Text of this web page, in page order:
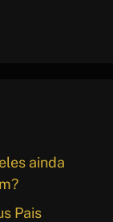
ainda
Pais